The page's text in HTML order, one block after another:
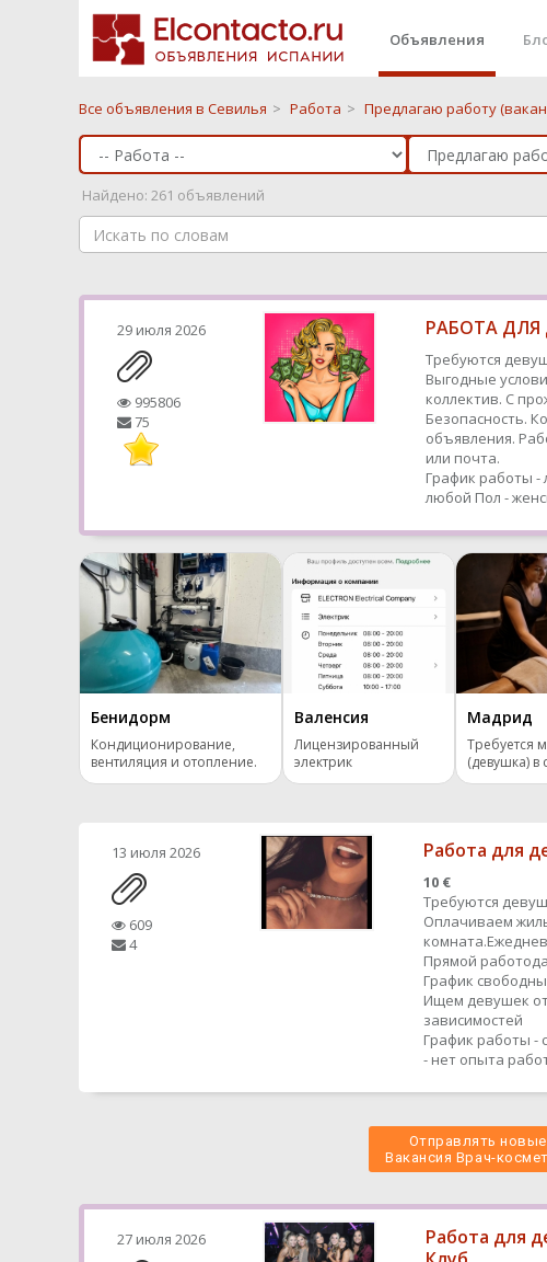
Объявления
Все объявления в Севилья > Работа > Предлагаю работу
Найдено: 261 объявлений
29 июля 2026
995806
75
РАБОТА ДЛЯ
Требуются
Выгодные
коллектив. С
Безопасность.
объявления.
или почта.
График работы -
любой Пол -
Бенидорм
Кондиционирование,
вентиляция и отопление.
Валенсия
Лицензированный
электрик
Мадрид
Требуется
(девушка)
13 июля 2026
609
4
Работа для
10 €
Требуются
Оплачиваем
Прямой
График
Ищем девушек от
зависимостей
График работы -
- нет опыта
Отправлять новые
Вакансия Врач-
27 июля 2026
Работа для